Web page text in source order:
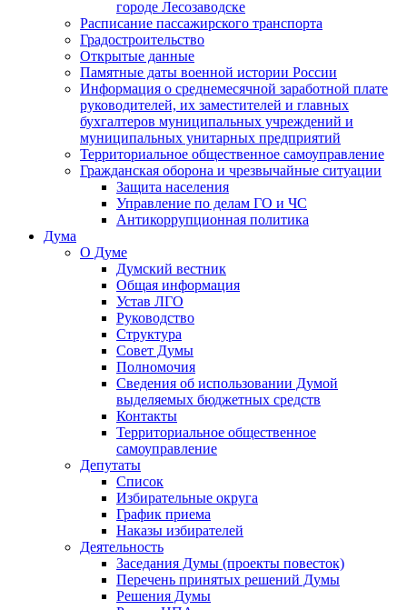
городе Лесозаводске
Расписание пассажирского транспорта
Градостроительство
Открытые данные
Памятные даты военной истории России
Информация о среднемесячной заработной плате
руководителей, их заместителей и главных
бухгалтеров муниципальных учреждений и
муниципальных унитарных предприятий
Территориальное общественное самоуправление
Гражданская оборона и чрезвычайные ситуации
Защита населения
Управление по делам ГО и ЧС
Антикоррупционная политика
Дума
О Думе
Думский вестник
Общая информация
Устав ЛГО
Руководство
Структура
Совет Думы
Полномочия
Сведения об использовании Думой
выделяемых бюджетных средств
Контакты
Территориальное общественное
самоуправление
Депутаты
Список
Избирательные округа
График приема
Наказы избирателей
Деятельность
Заседания Думы (проекты повесток)
Перечень принятых решений Думы
Решения Думы